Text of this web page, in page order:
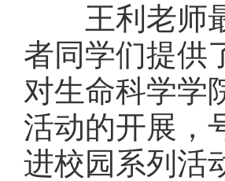
王利老师最
者同学们提供
对生命科学学
活动的开展，
进校园系列活